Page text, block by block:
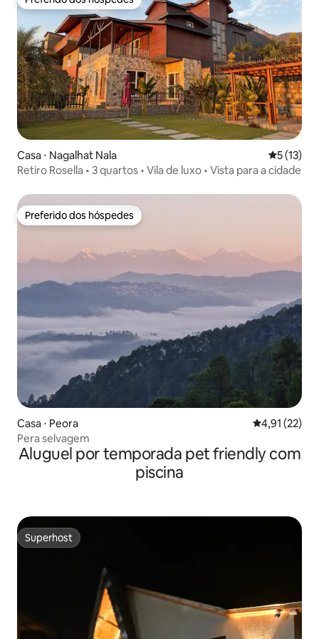
Preferido dos hóspedes
Casa ⋅ Nagalhat Nala 5 de uma
5 (13)
Retiro Rosella • 3 quartos • Vila de luxo • Vista para a cidade
Preferido dos hóspedes
Preferido dos hóspedes
Casa ⋅ Peora 4,91 de uma
4,91 (22)
Pera selvagem
Aluguel por temporada pet friendly com
piscina
Superhost
Superhost